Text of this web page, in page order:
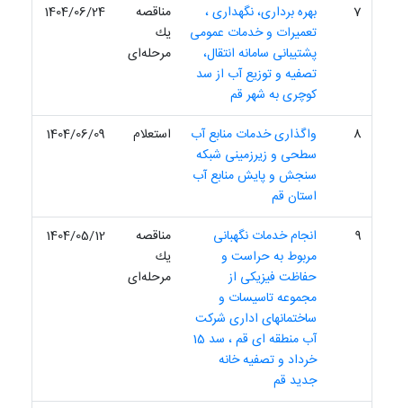
7
بهره برداری، نگهداری ،
تعمیرات و خدمات عمومی
پشتیبانی سامانه انتقال،
تصفیه و توزیع آب از سد
کوچری به شهر قم
مناقصه
یك
مرحله‌ای
1404/06/24
8
واگذاری خدمات منابع آب
سطحی و زیرزمینی شبکه
سنجش و پایش منابع آب
استان قم
استعلام 1404/06/09
9
انجام خدمات نگهبانی
مربوط به حراست و
حفاظت فیزیکی از
مجموعه تاسیسات و
ساختمانهای اداری شرکت
آب منطقه ای قم ، سد 15
خرداد و تصفیه خانه
جدید قم
مناقصه
یك
مرحله‌ای
1404/05/12